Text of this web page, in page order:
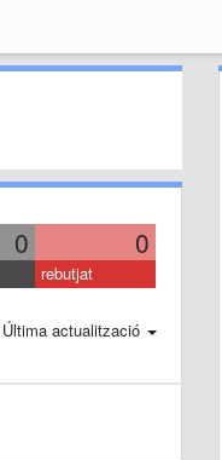
0 0
rebutjat
Última actualització